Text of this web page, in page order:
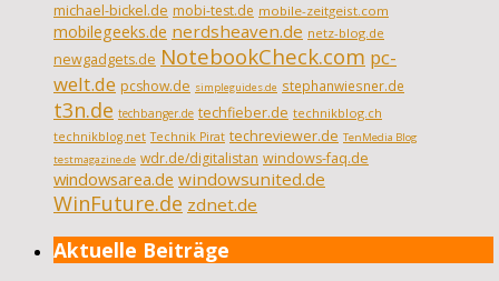
michael-bickel.de mobi-test.de mobile-zeitgeist.com
mobilegeeks.de nerdsheaven.de netz-blog.de
newgadgets.de NotebookCheck.com pc-
welt.de pcshow.de simpleguides.de stephanwiesner.de
t3n.de techbanger.de techfieber.de technikblog.ch
technikblog.net Technik Pirat techreviewer.de TenMedia Blog
testmagazine.de wdr.de/digitalistan windows-faq.de
windowsarea.de windowsunited.de
WinFuture.de zdnet.de
Aktuelle Beiträge